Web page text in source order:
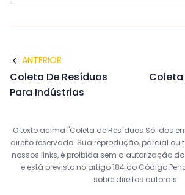
ANTERIOR
Coleta De Resíduos
Para Indústrias
Coleta
O texto acima "Coleta de Resíduos Sólidos
direito reservado. Sua reprodução, parcial
nossos links, é proibida sem a autorização
e está previsto no artigo 184 do Código
sobre direitos autorais .